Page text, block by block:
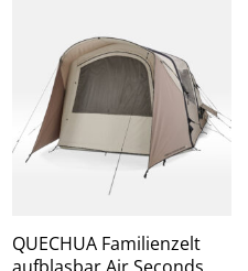
QUECHUA Familienzelt